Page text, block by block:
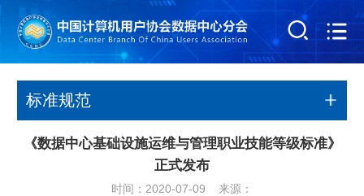
标准规范
《数据中心基础设施运维与管理职业技能等级标准》
正式发布
时间：2020-07-09 来源：